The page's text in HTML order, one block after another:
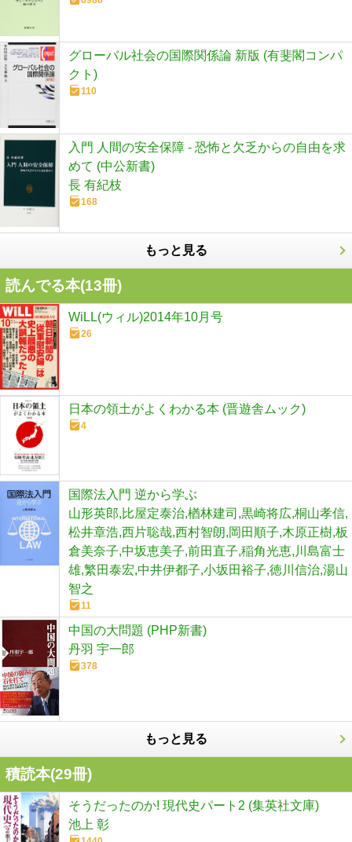
グローバル社会の国際関係論 新版 (有斐閣コンパ
クト)
110
入門 人間の安全保障 - 恐怖と欠乏からの自由を求
めて (中公新書)
長 有紀枝
168
もっと見る
読んでる本(13冊)
WiLL(ウィル)2014年10月号
26
日本の領土がよくわかる本 (晋遊舎ムック)
4
国際法入門 逆から学ぶ
山形英郎,比屋定泰治,楢林建司,黒崎将広,桐山孝信,
松井章浩,西片聡哉,西村智朗,岡田順子,木原正樹,板
倉美奈子,中坂恵美子,前田直子,稲角光恵,川島富士
雄,繁田泰宏,中井伊都子,小坂田裕子,徳川信治,湯山
智之
11
中国の大問題 (PHP新書)
丹羽 宇一郎
378
もっと見る
積読本(29冊)
そうだったのか! 現代史パート2 (集英社文庫)
池上 彰